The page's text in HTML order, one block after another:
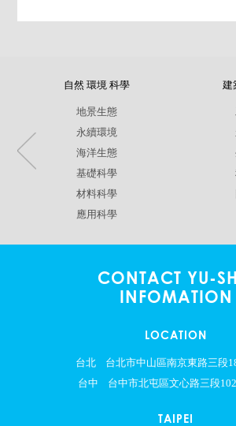
自然 環境 科學
地景生態
永續環境
海洋生態
基礎科學
材料科學
應用科學
建
CONTACT YU-
INFOMATION
LOCATION
台北
台北市中山區南京東路三段
台中
台中市北屯區文心路三段
TAIPEI